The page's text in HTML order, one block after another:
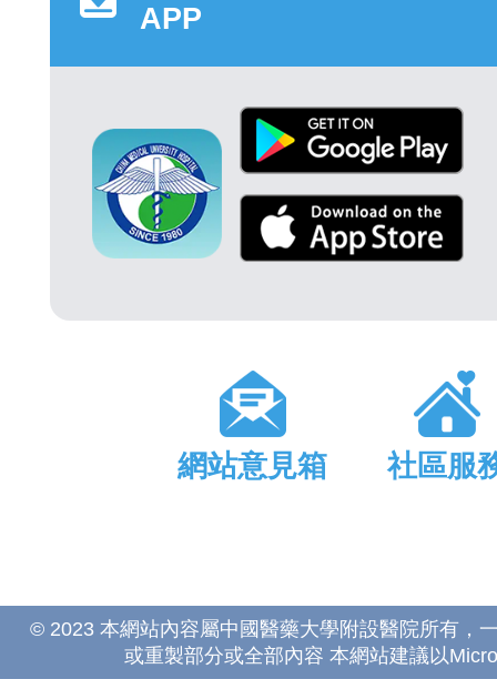
APP
網站意見箱 社區服
© 2023 本網站內容屬中國醫藥大學附設醫院所有，
或重製部分或全部內容 本網站建議以